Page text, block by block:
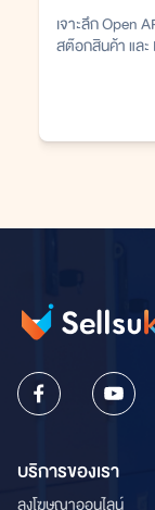
เจาะลึก Open
สต๊อกสินค้า และ
บริการของเรา
ลงโฆษณาออนไลน์